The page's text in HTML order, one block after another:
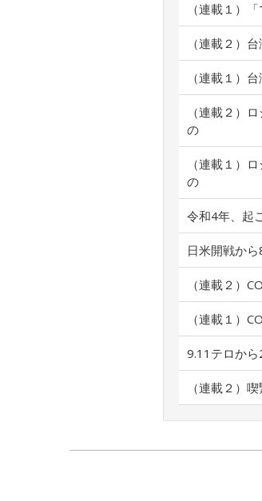
（連載１）
（連載２）
（連載１）
（連載２）
の
（連載１）
の
令和4年、起
日米開戦か
（連載２）
（連載１）
9.11テロか
（連載２）